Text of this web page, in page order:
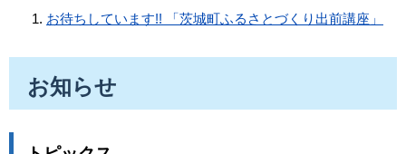
お待ちしています!! 「茨城町ふるさとづくり出前講座」
お知らせ